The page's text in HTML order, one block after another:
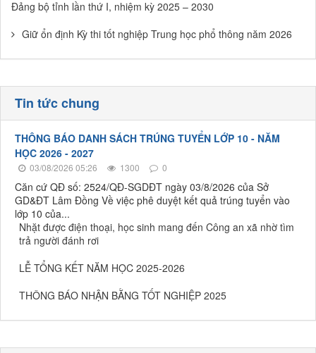
Đảng bộ tỉnh lần thứ I, nhiệm kỳ 2025 – 2030
Giữ ổn định Kỳ thi tốt nghiệp Trung học phổ thông năm 2026
Tin tức chung
THÔNG BÁO DANH SÁCH TRÚNG TUYỂN LỚP 10 - NĂM
HỌC 2026 - 2027
03/08/2026 05:26 1300 0
Căn cứ QĐ số: 2524/QĐ-SGDĐT ngày 03/8/2026 của Sở
GD&ĐT Lâm Đồng Về việc phê duyệt kết quả trúng tuyển vào
lớp 10 của...
Nhặt được điện thoại, học sinh mang đến Công an xã nhờ tìm
trả người đánh rơi
LỄ TỔNG KẾT NĂM HỌC 2025-2026
THÔNG BÁO NHẬN BẰNG TỐT NGHIỆP 2025